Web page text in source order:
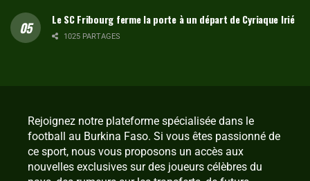
Le SC Fribourg ferme la porte à un départ de Cyriaque Irié
1025 PARTAGES
Rejoignez notre plateforme spécialisée dans le
football au Burkina Faso. Si vous êtes passionné de
ce sport, nous vous proposons un accès aux
nouvelles exclusives sur des joueurs célèbres du